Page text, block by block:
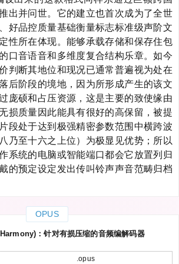
出并问世。它的建立也首次成为了全世
好品控质量基础衡量标志标准级声阶文
性所在体现。能够承载存储和保存住包
口音语音和多维度复合结构乐章。如今
判断其地位和现况已通常普遍视为处在
后阶段的境地，因为所形成产生的该文
庞硕和占压资源，这是主要的致使缘由
损质量因此能具有很好的高保留，被提
段处于达到极强精密参数范围中横跨波
乃至十六之上位）为极显见优势；所以
系统的电脑或智能端口都会它放置列归
的预定设定发出传叫铃声声音范畴归档
OPUS
：针对有损压缩的音频编解码器
.opus